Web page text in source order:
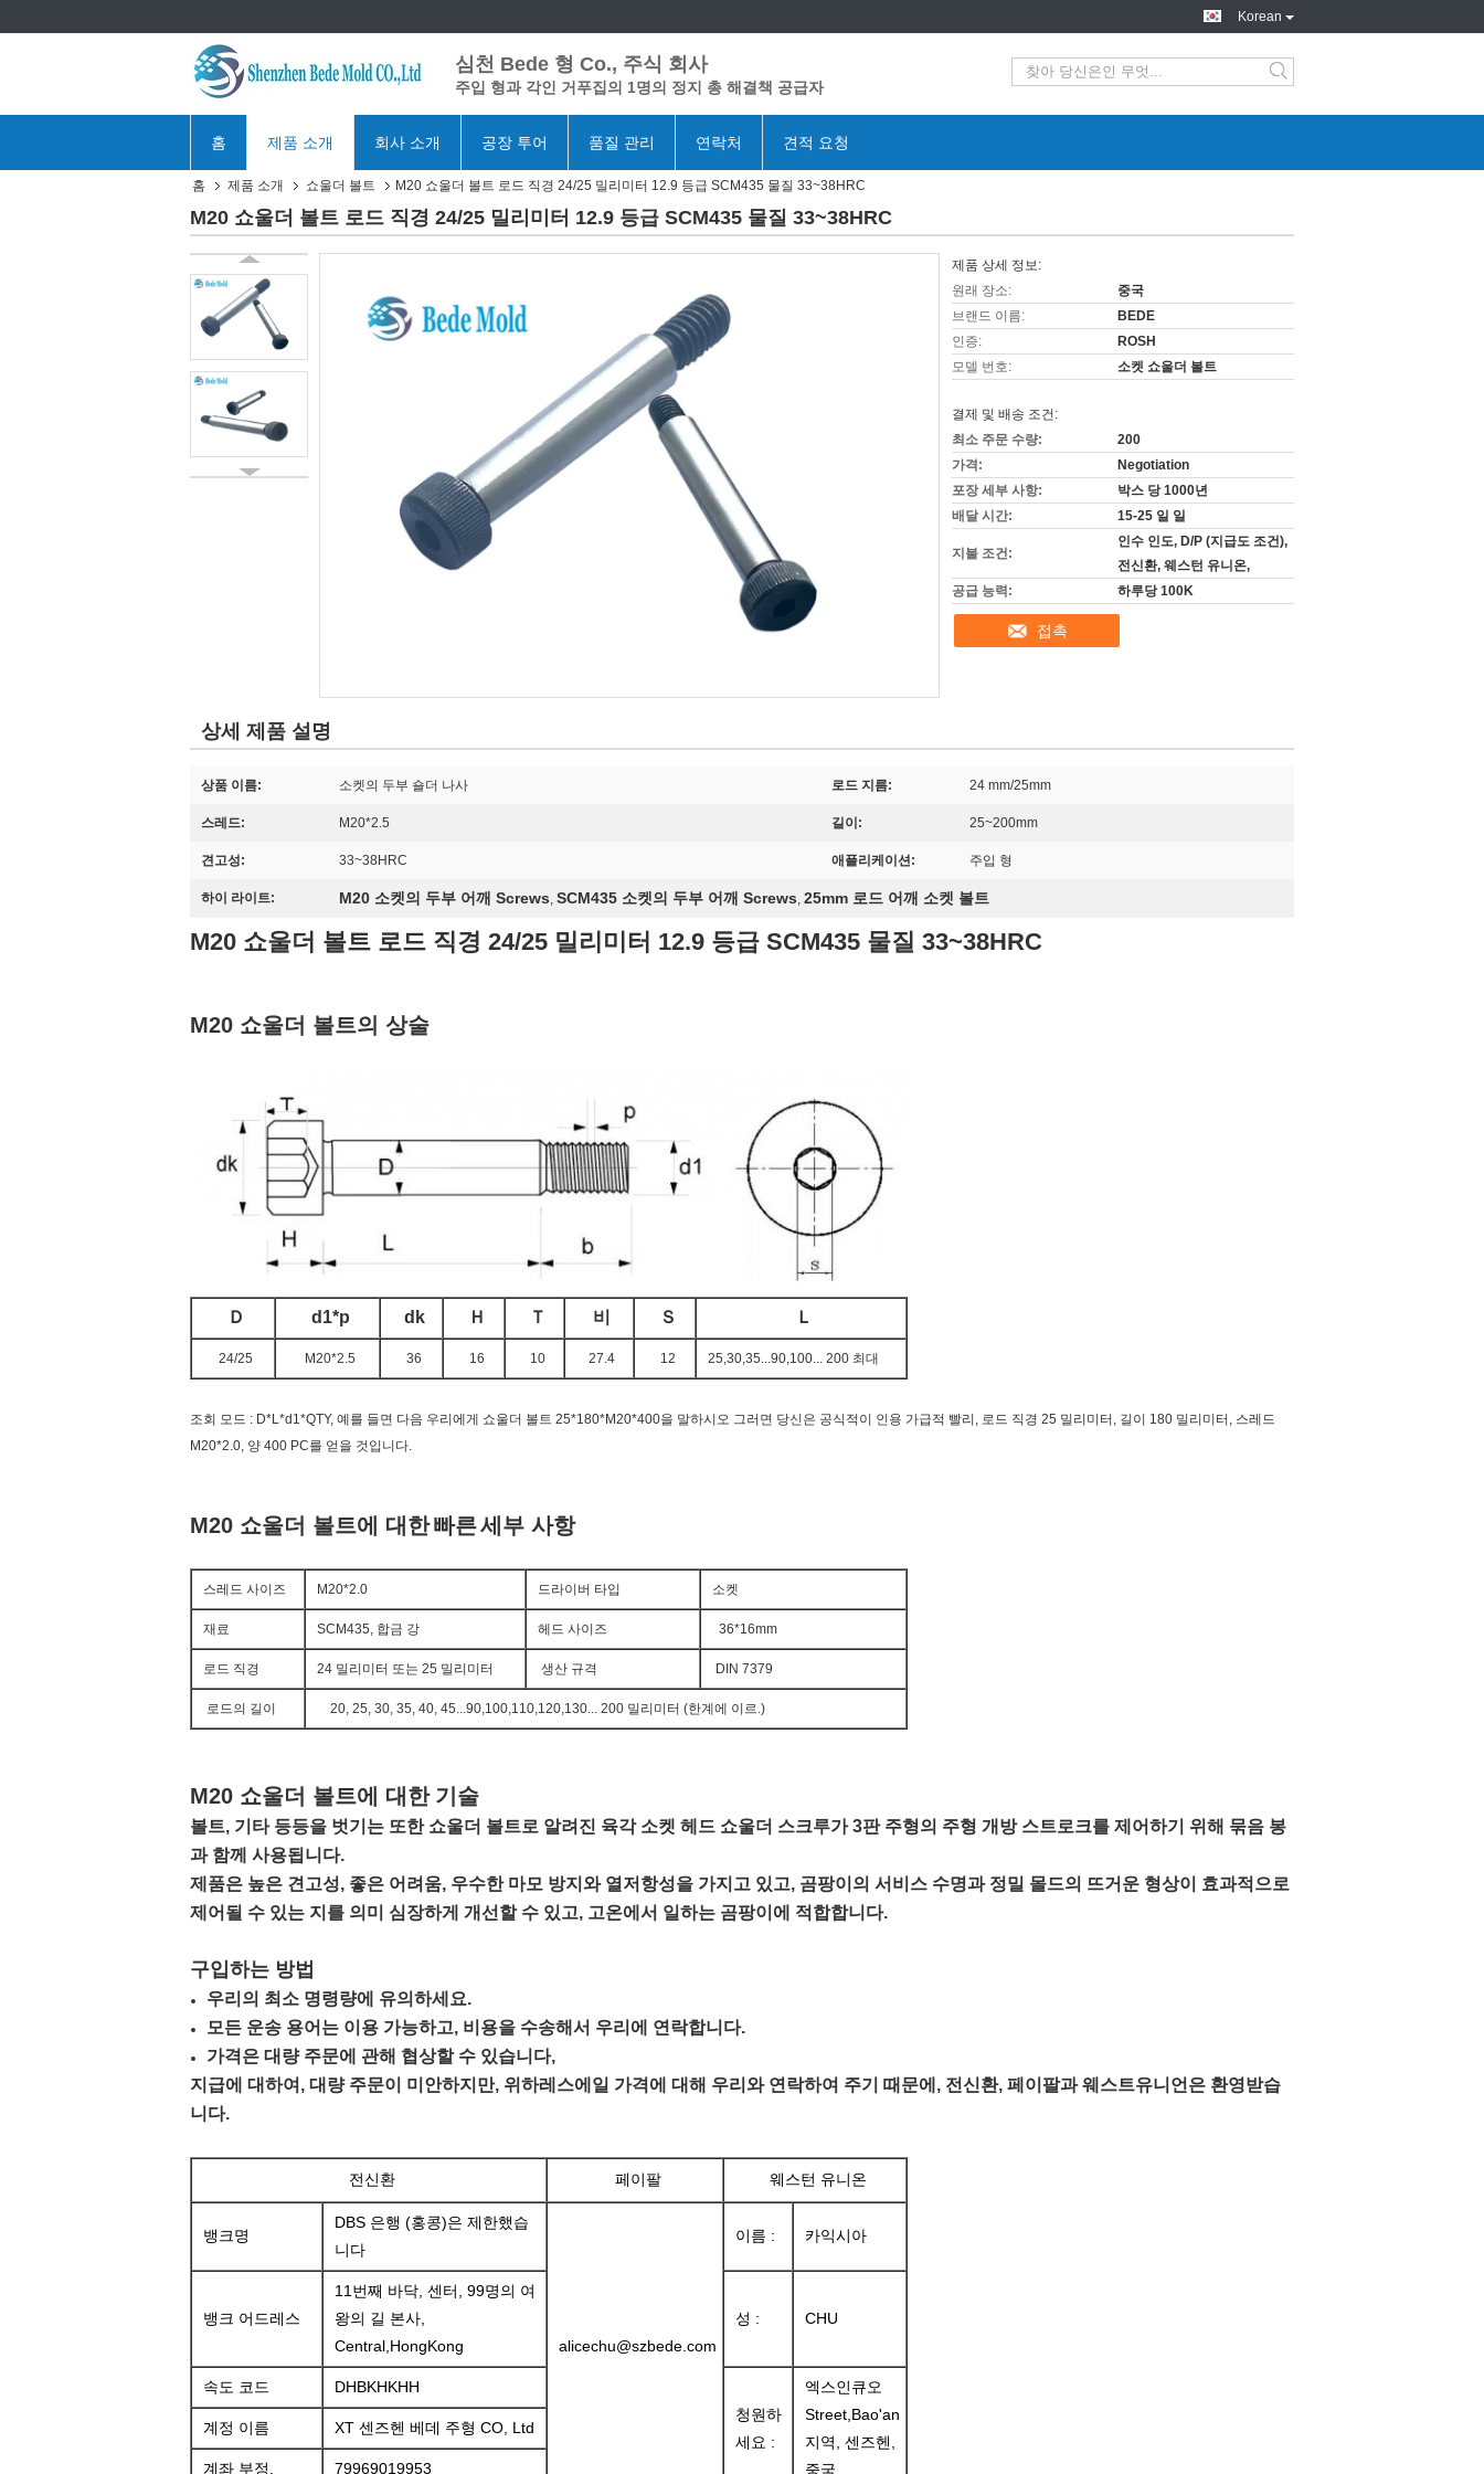
Korean
심천 Bede 형 Co., 주식 회사
주입 형과 각인 거푸집의 1명의 정지 총 해결책 공급자
홈 제품 소개 회사 소개 공장 투어 품질 관리 연락처 견적 요청
홈 제품 소개 쇼울더 볼트 M20 쇼울더 볼트 로드 직경 24/25 밀리미터 12.9 등급 SCM435 물질 33~38HRC
M20 쇼울더 볼트 로드 직경 24/25 밀리미터 12.9 등급 SCM435 물질 33~38HRC
제품 상세 정보:
원래 장소:
중국
브랜드 이름:
BEDE
인증:
ROSH
모델 번호:
소켓 쇼울더 볼트
결제 및 배송 조건:
최소 주문 수량:
200
가격:
Negotiation
포장 세부 사항:
박스 당 1000년
배달 시간:
15-25 일 일
지불 조건:
인수 인도, D/P (지급도 조건),
전신환, 웨스턴 유니온,
공급 능력:
하루당 100K
접촉
상세 제품 설명
상품 이름: 소켓의 두부 숄더 나사 로드 지름: 24 mm/25mm
스레드: M20*2.5 길이: 25~200mm
견고성: 33~38HRC 애플리케이션: 주입 형
하이 라이트: M20 소켓의 두부 어깨 Screws, SCM435 소켓의 두부 어깨 Screws, 25mm 로드 어깨 소켓 볼트
M20 쇼울더 볼트 로드 직경 24/25 밀리미터 12.9 등급 SCM435 물질 33~38HRC
M20 쇼울더 볼트의 상술
Ｄ d1*p dk Ｈ Ｔ 비 Ｓ Ｌ
24/25 M20*2.5 36 16 10 27.4 12 25,30,35...90,100... 200 최대
조회 모드 : D*L*d1*QTY, 예를 들면 다음 우리에게 쇼울더 볼트 25*180*M20*400을 말하시오 그러면 당신은 공식적이 인용 가급적 빨리, 로드 직경 25 밀리미터, 길이 180 밀리미터, 스레드
M20*2.0, 양 400 PC를 얻을 것입니다.
M20 쇼울더 볼트에 대한빠른세부 사항
스레드 사이즈 M20*2.0 드라이버 타입 소켓
재료 SCM435, 합금 강 헤드 사이즈 36*16mm
로드 직경 24 밀리미터 또는 25 밀리미터 생산 규격 DIN 7379
로드의 길이 20, 25, 30, 35, 40, 45...90,100,110,120,130... 200 밀리미터 (한계에 이르.)
M20 쇼울더 볼트에 대한 기술
볼트, 기타 등등을 벗기는 또한 쇼울더 볼트로 알려진 육각 소켓 헤드 쇼울더 스크루가 3판 주형의 주형 개방 스트로크를 제어하기 위해 묶음 봉
과 함께 사용됩니다.
제품은 높은 견고성, 좋은 어려움, 우수한 마모 방지와 열저항성을 가지고 있고, 곰팡이의 서비스 수명과 정밀 몰드의 뜨거운 형상이 효과적으로
제어될 수 있는 지를 의미 심장하게 개선할 수 있고, 고온에서 일하는 곰팡이에 적합합니다.
구입하는 방법
우리의 최소 명령량에 유의하세요.
모든 운송 용어는 이용 가능하고, 비용을 수송해서 우리에 연락합니다.
가격은 대량 주문에 관해 협상할 수 있습니다,
지급에 대하여, 대량 주문이 미안하지만, 위하레스에일 가격에 대해 우리와 연락하여 주기 때문에, 전신환, 페이팔과 웨스트유니언은 환영받습
니다.
전신환 페이팔 웨스턴 유니온
뱅크명
DBS 은행 (홍콩)은 제한했습
니다
alicechu@szbede.com
이름 : 카익시아
뱅크 어드레스
11번째 바닥, 센터, 99명의 여
왕의 길 본사,
Central,HongKong
성 : CHU
속도 코드
DHBKHKHH
청원하
세요 :
엑스인큐오
Street,Bao'an
지역, 센즈헨,
중국
계정 이름 XT 센즈헨 베데 주형 CO, Ltd
계좌 부정. 79969019953